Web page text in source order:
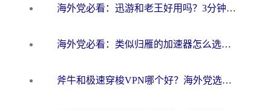
海外党必看：迅游和老王好用吗？3分钟选对加速国内网络的加速器
海外党必看：类似归雁的加速器怎么选？一篇搞定无缝访问国内资源
斧牛和极速穿梭VPN哪个好？海外党选回国加速器必看的真实对比与避坑指南